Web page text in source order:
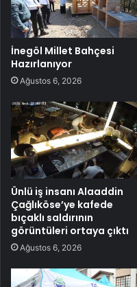
İnegöl Millet Bahçesi
Hazırlanıyor
Ağustos 6, 2026
Ünlü iş insanı Alaaddin
Çağlıköse’ye kafede
bıçaklı saldırının
görüntüleri ortaya çıktı
Ağustos 6, 2026